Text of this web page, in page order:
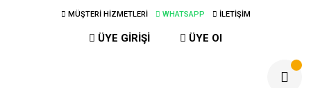
MÜŞTERİ HİZMETLERİ WHATSAPP İLETİŞİM
ÜYE GİRİŞİ ÜYE Ol